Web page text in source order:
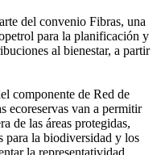
del convenio Fibras, una
para la planificación y
al bienestar, a partir
componente de Red de
ecoreservas van a permitir
de las áreas protegidas,
para la biodiversidad y los
la representatividad